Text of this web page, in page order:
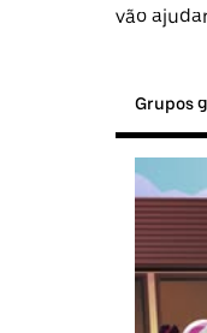
vão
Grupos